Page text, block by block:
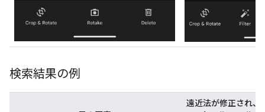
検索結果の例
遠近法が修正され、